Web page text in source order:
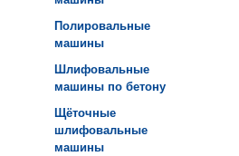
Полировальные
машины
Шлифовальные
машины по бетону
Щёточные
шлифовальные
машины